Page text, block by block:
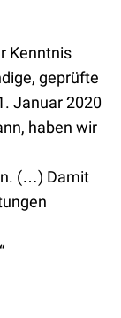
Kenntnis
geprüfte
Januar 2020
haben wir
(…) Damit